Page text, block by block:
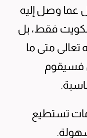
عما وصل إليه
فقط، بل
تعالى متى ما
فسيقوم
تستطيع